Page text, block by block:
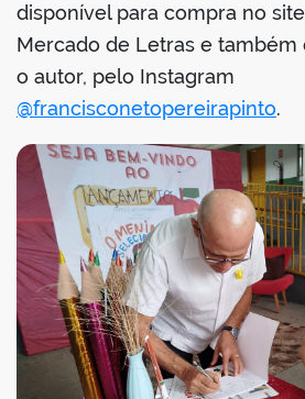
disponível para compra no
Mercado de Letras e
o autor, pelo Instagram
@francisconetopereirapinto.